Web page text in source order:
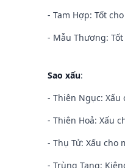
- Tam Hợp: Tốt
- Mẫu Thương:
Sao xấu:
- Thiên Ngục: Xấu
- Thiên Hoả: Xấu
- Thụ Tử: Xấu cho
- Trùng Tang: